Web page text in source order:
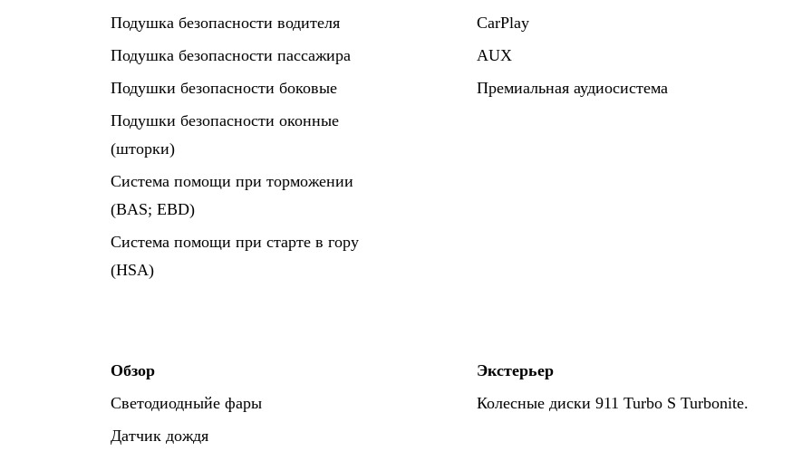
Подушка безопасности водителя
Подушка безопасности пассажира
Подушки безопасности боковые
Подушки безопасности оконные
(шторки)
Система помощи при торможении
(BAS; EBD)
Система помощи при старте в гору
(HSA)
CarPlay
AUX
Премиальная аудиосистема
Обзор
Светодиодныйе фары
Датчик дождя
Экстерьер
Колесные диски 911 Turbo S Turbonite.